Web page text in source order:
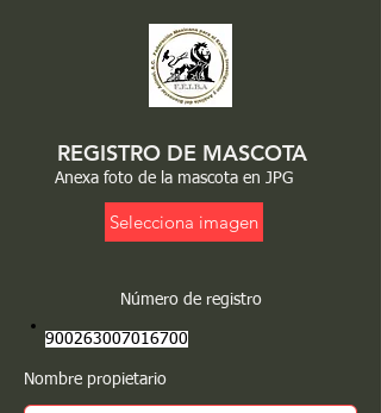
REGISTRO DE MASCOTA
Anexa foto de la mascota en JPG
Selecciona imagen
Número de registro
900263007016700
Nombre propietario